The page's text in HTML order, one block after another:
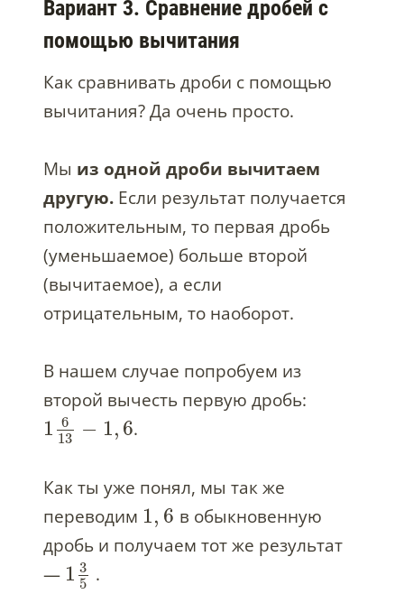
Вариант 3. Сравнение дробей с
помощью вычитания
Как сравнивать дроби с помощью
вычитания? Да очень просто.
Мы из одной дроби вычитаем
другую. Если результат получается
положительным, то первая дробь
(уменьшаемое) больше второй
(вычитаемое), а если
отрицательным, то наоборот.
В нашем случае попробуем из
второй вычесть первую дробь:
1 6
13 − 1, 6.
Как ты уже понял, мы так же
переводим 1, 6 в обыкновенную
дробь и получаем тот же результат
— 1 3
5 .